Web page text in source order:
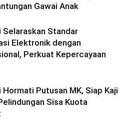
Gawai Anak
Selaraskan Standar
Elektronik dengan
Perkuat Kepercayaan
Hormati Putusan MK, Siap Kaji
Sisa Kuota